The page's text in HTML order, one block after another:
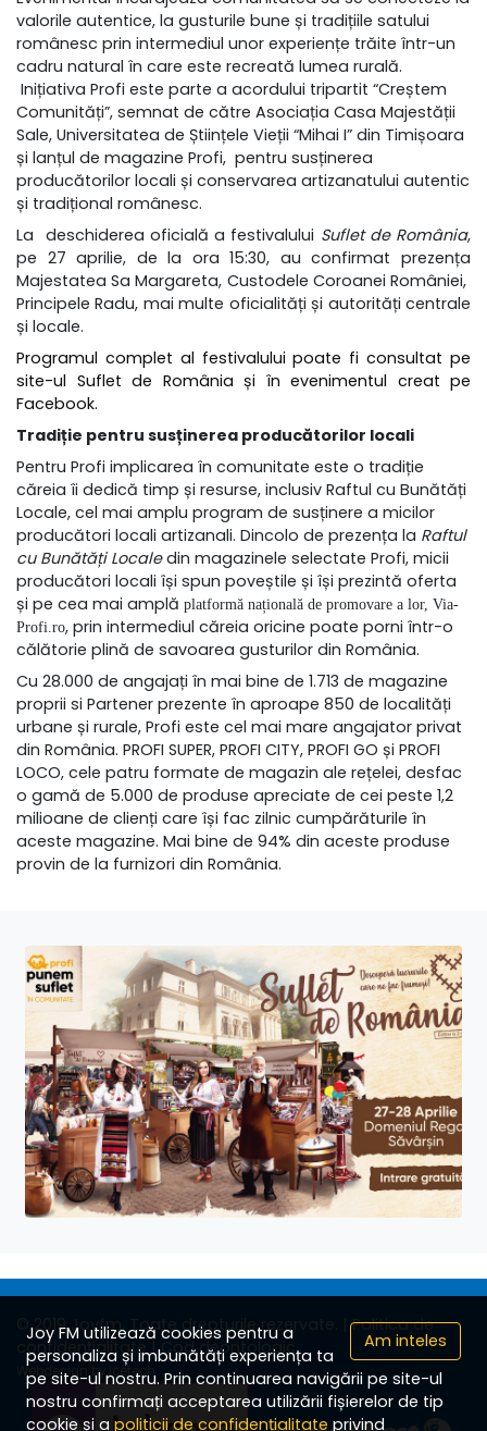
valorile autentice, la gusturile bune și tradițiile satului
românesc prin intermediul unor experiențe trăite într-un
cadru natural în care este recreată lumea rurală.
Inițiativa Profi este parte a acordului tripartit “Creștem
Comunități”, semnat de către Asociația Casa Majestății
Sale, Universitatea de Științele Vieții “Mihai I” din Timișoara
și lanțul de magazine Profi, pentru susținerea
producătorilor locali și conservarea artizanatului autentic
și tradițional românesc.
La deschiderea oficială a festivalului Suflet de România,
pe 27 aprilie, de la ora 15:30, au confirmat prezența
Majestatea Sa Margareta, Custodele Coroanei României,
Principele Radu, mai multe oficialități și autorități centrale
și locale.
Programul complet al festivalului poate fi consultat pe
site-ul Suflet de România și în evenimentul creat pe
Facebook.
Tradiție pentru susținerea producătorilor locali
Pentru Profi implicarea în comunitate este o tradiție
căreia îi dedică timp și resurse, inclusiv Raftul cu Bunătăți
Locale, cel mai amplu program de susținere a micilor
producători locali artizanali. Dincolo de prezența la Raftul
cu Bunătăți Localedin magazinele selectate Profi, micii
producători locali își spun poveștile și își prezintă oferta
și pe cea mai amplă platformă națională de promovare a lor, Via-
Profi .ro, prin intermediul căreia oricine poate porni într-o
călătorie plină de savoarea gusturilor din România.
Cu 28.000 de angajați în mai bine de 1.713 de magazine
proprii si Partener prezente în aproape 850 de localități
urbane și rurale, Profi este cel mai mare angajator privat
din România. PROFI SUPER, PROFI CITY, PROFI GO și PROFI
LOCO, cele patru formate de magazin ale rețelei, desfac
o gamă de 5.000 de produse apreciate de cei peste 1,2
milioane de clienți care își fac zilnic cumpărăturile în
aceste magazine. Mai bine de 94% din aceste produse
provin de la furnizori din România.
© 2019 Joyfm. Toate drepturile rezervate. | Politica de
confidențialitate | Cod deontologic
Webdesign by Icetech
Am inteles
Joy FM utilizează cookies pentru a
personaliza și imbunătăți experiența ta
pe site-ul nostru. Prin continuarea navigării pe site-ul
nostru confirmați acceptarea utilizării fișierelor de tip
cookie și a politicii de confidențialitateprivind